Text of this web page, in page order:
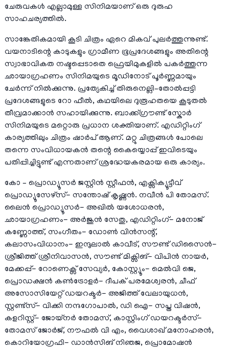
ചേരുവകൾ എല്ലാമുള്ള സിനിമയാണ് ഒരു ദുരുഹ
സാഹചര്യത്തിൽ.
സാങ്കേതികമായി കൂടി ചിത്രം ഏറെ മികവ് പുലർത്തുന്നുണ്ട്.
വയനാടിന്റെ കാടുകളും ഗ്രാമീണ ഭൂപ്രദേശങ്ങളും അതിന്റെ
സ്വാഭാവികത നഷ്ടപ്പെടാതെ ഫ്രെയിമുകളിൽ പകർത്തുന്ന
ഛായാഗ്രഹണം സിനിമയുടെ മൂഡിനോട് പൂർണ്ണമായും
ചേർന്ന് നിൽക്കുന്നു. പ്രത്യേകിച്ച് തിരുനെല്ലി–തോൽപ്പട്ടി
പ്രദേശങ്ങളുടെ റോ ഫീൽ, കഥയിലെ ദുരൂഹതയെ കൂടുതൽ
തീവ്രമാക്കാൻ സഹായിക്കുന്നു. ബാക്ക്ഗ്രൗണ്ട് സ്കോർ
സിനിമയുടെ മറ്റൊരു പ്രധാന ശക്തിയാണ്. എഡിറ്റിംഗ്
കാര്യത്തിലും ചിത്രം ഷാർപ് ആണ്. മറ്റു ചിത്രങ്ങൾ പോലെ
തന്നെ സംവിധായകൻ തന്റെ കൈയ്യൊപ്പ് ഇവിടെയും
പതിപ്പിച്ചിട്ടുണ്ട് എന്നതാണ് ശ്രദ്ധേയകരമായ ഒരു കാര്യം.
കോ – പ്രൊഡ്യൂസർ ജസ്റ്റിൻ സ്റ്റീഫൻ, എക്സിക്യൂട്ടീവ്
പ്രൊഡ്യൂസേഴ്സ്- സന്തോഷ് കൃഷ്ണൻ. നവീൻ പി തോമസ്.
ലൈൻ പ്രൊഡ്യൂസർ- അഖിൽ യശോധരൻ,
ഛായാഗ്രഹണം- അർജുൻ സേതു, എഡിറ്റിംഗ്- മനോജ്
കണ്ണോത്ത്, സംഗീതം- ഡോൺ വിൻസന്റ്,
കലാസംവിധാനം- ഇന്ദുലാൽ കാവീട്, സൗണ്ട് ഡിസൈൻ-
ശ്രീജിത്ത് ശ്രീനിവാസൻ, സൗണ്ട് മിക്സിങ്- വിപിൻ നായർ,
മേക്കപ്പ്- റോണെക്സ് സേവ്യർ, കോസ്റ്റ്യൂം- മെൽവി ജെ,
പ്രൊഡക്ഷൻ കൺട്രോളർ- ദീപക് പരമേശ്വരൻ, ചീഫ്
അസോസിയേറ്റ് ഡയറക്ടർ- അജിത്ത് വേലായുധൻ,
സ്റ്റണ്ട്സ്- വിക്കി നന്ദഗോപാൽ, ഡി ഐ- സപ്ത വിഷൻ,
കളറിസ്റ്റ്- ജോയ്നർ തോമസ്, കാസ്റ്റിംഗ് ഡയറക്ടർസ്-
തോമസ് ജോർജ്, നൗഫൽ വി എം, വൈശാഖ് മനോഹരൻ,
കൊറിയോഗ്രഫി- ഡാൻസിങ് നിഞജ, പ്രൊമോഷൻ